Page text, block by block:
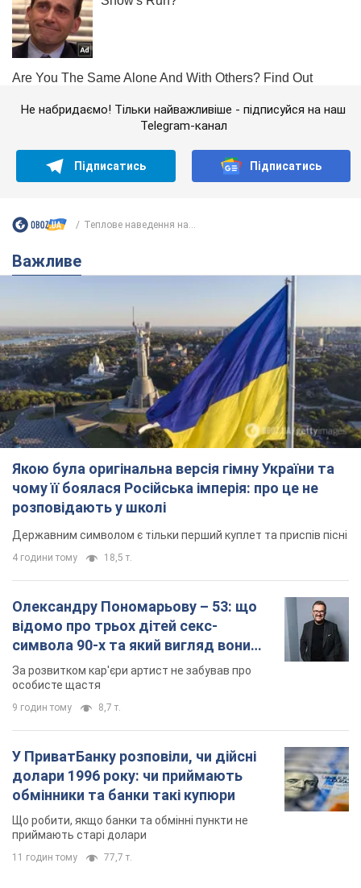
Не набридаємо! Тільки найважливіше - підписуйся на наш
Telegram-канал
Підписатись Підписатись
Теплове наведення на...
Важливе
Якою була оригінальна версія гімну України та
чому її боялася Російська імперія: про це не
розповідають у школі
Державним символом є тільки перший куплет та приспів пісні
4 години тому 18,5 т.
Олександру Пономарьову – 53: що
відомо про трьох дітей секс-
символа 90-х та який вигляд вони
мають
За розвитком кар'єри артист не забував про
особисте щастя
9 годин тому 8,7 т.
У ПриватБанку розповіли, чи дійсні
долари 1996 року: чи приймають
обмінники та банки такі купюри
Що робити, якщо банки та обмінні пункти не
приймають старі долари
11 годин тому 77,7 т.